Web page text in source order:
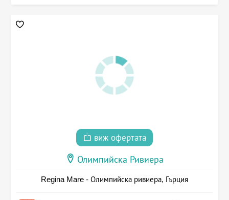
виж офертата
Олимпийска Ривиера
Regina Mare - Олимпийска ривиера, Гърция